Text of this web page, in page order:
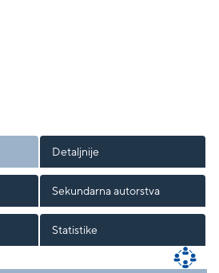
Detaljnije
Sekundarna autorstva
Statistike